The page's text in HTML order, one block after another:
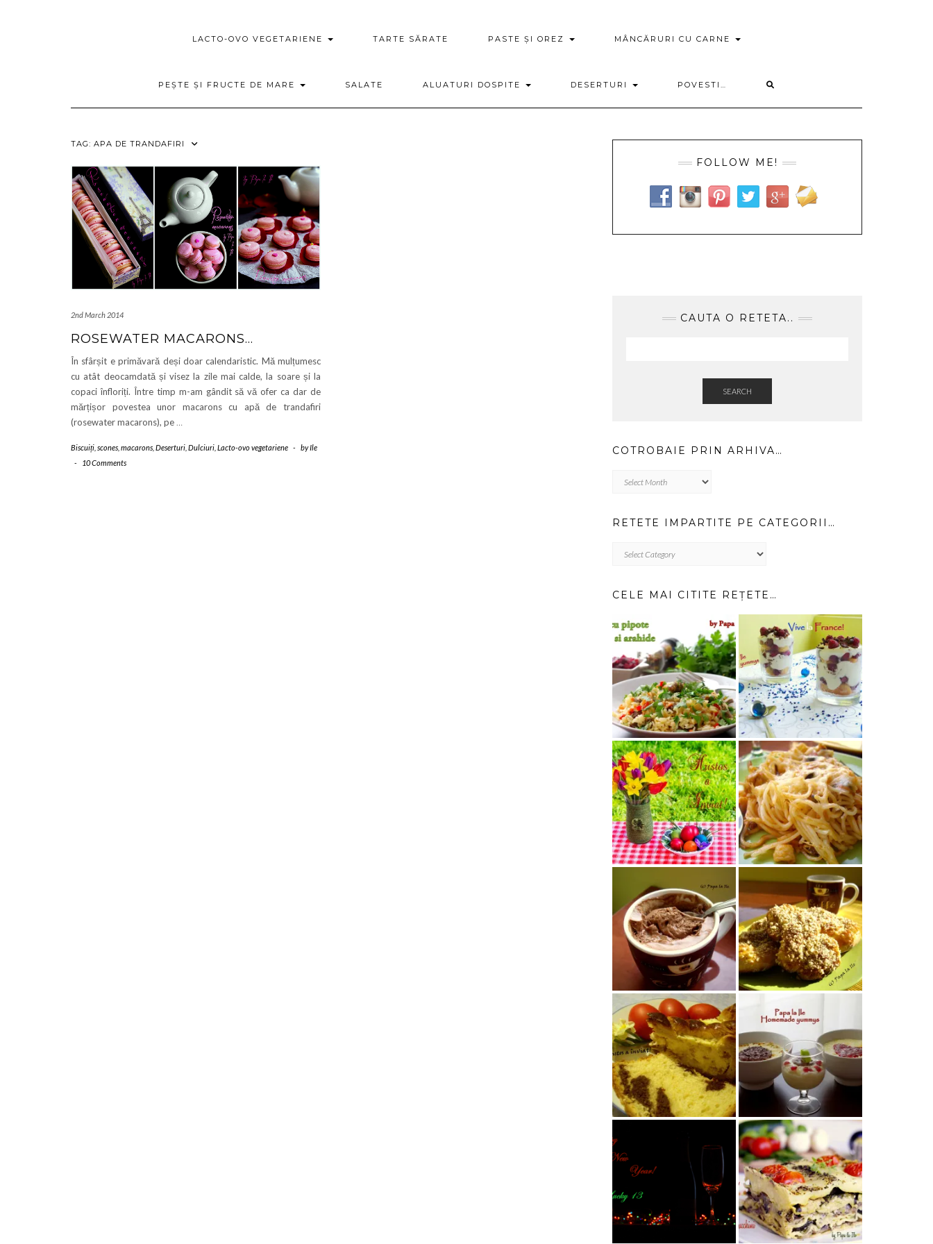
LACTO-OVO VEGETARIENE TARTE SĂRATE PASTE ȘI OREZ MÂNCĂRURI CU CARNE
PEȘTE ȘI FRUCTE DE MARE SALATE ALUATURI DOSPITE DESERTURI POVESTI…
TAG: APA DE TRANDAFIRI
2nd March 2014
ROSEWATER MACARONS…
În sfârșit e primăvară deși doar calendaristic. Mă mulțumesc
cu atât deocamdată și visez la zile mai calde, la soare și la
copaci înfloriți. Între timp m-am gândit să vă ofer ca dar de
mărțișor povestea unor macarons cu apă de trandafiri
(rosewater macarons), pe …
Biscuiți, scones, macarons Deserturi Dulciuri Lacto-ovo vegetariene - byIle
-
10 Comments
FOLLOW ME!
CAUTA O RETETA..
SEARCH
COTROBAIE PRIN ARHIVA…
prin
RETETE IMPARTITE PE CATEGORII…
IMPARTITE
CELE MAI CITITE REȚETE…